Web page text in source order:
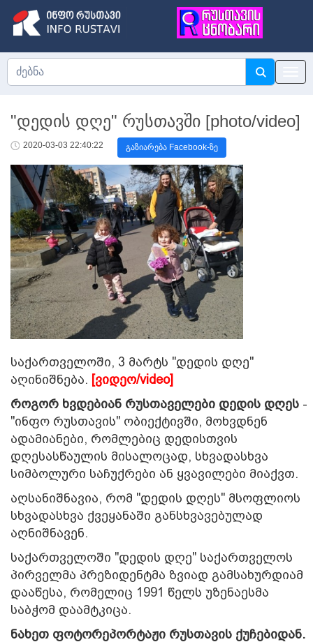
"დედის დღე" რუსთავში [photo/video]
2020-03-03 22:40:22 გაზიარება Facebook-ზე
საქართველოში, 3 მარტს "დედის დღე"
აღინიშნება. [ვიდეო/video]
როგორ ხვდებიან რუსთაველები დედის დღეს -
"ინფო რუსთავის" ობიექტივში, მოხვდნენ
ადამიანები, რომლებიც დედისთვის
დღესასწაულის მისალოცად, სხვადასხვა
სიმბოლური საჩუქრები ან ყვავილები მიაქვთ.
აღსანიშნავია, რომ "დედის დღეს" მსოფლიოს
სხვადასხვა ქვეყანაში განსხვავებულად
აღნიშნავენ.
საქართველოში "დედის დღე" საქართველოს
პირველმა პრეზიდენტმა ზვიად გამსახურდიამ
დააწესა, რომელიც 1991 წელს უზენაესმა
საბჭომ დაამტკიცა.
ნახეთ ფოტორეპორტაჟი რუსთავის ქუჩებიდან.